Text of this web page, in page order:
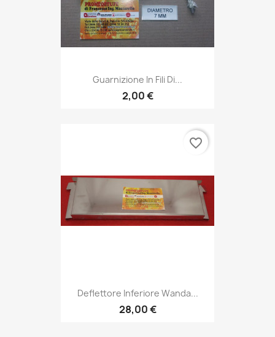
Guarnizione In Fili Di...
2,00 €
Deflettore Inferiore Wanda...
28,00 €
favorite_border